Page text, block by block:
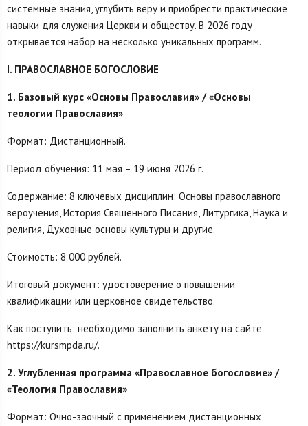
системные знания, углубить веру и приобрести практические
навыки для служения Церкви и обществу. В 2026 году
открывается набор на несколько уникальных программ.
I. ПРАВОСЛАВНОЕ БОГОСЛОВИЕ
1. Базовый курс «Основы Православия» / «Основы
теологии Православия»
Формат: Дистанционный.
Период обучения: 11 мая – 19 июня 2026 г.
Содержание: 8 ключевых дисциплин: Основы православного
вероучения, История Священного Писания, Литургика, Наука и
религия, Духовные основы культуры и другие.
Стоимость: 8 000 рублей.
Итоговый документ: удостоверение о повышении
квалификации или церковное свидетельство.
Как поступить: необходимо заполнить анкету на сайте
https://kursmpda.ru/.
2. Углубленная программа «Православное богословие» /
«Теология Православия»
Формат: Очно-заочный с применением дистанционных